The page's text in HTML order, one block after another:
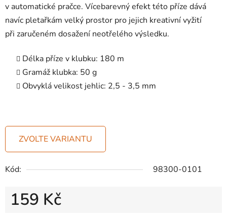
v automatické pračce. Vícebarevný efekt této příze dává
navíc pletařkám velký prostor pro jejich kreativní vyžití
při zaručeném dosažení neotřelého výsledku.
Délka příze v klubku: 180 m
Gramáž klubka: 50 g
Obvyklá velikost jehlic: 2,5 - 3,5 mm
ZVOLTE VARIANTU
Kód: 98300-0101
159 Kč